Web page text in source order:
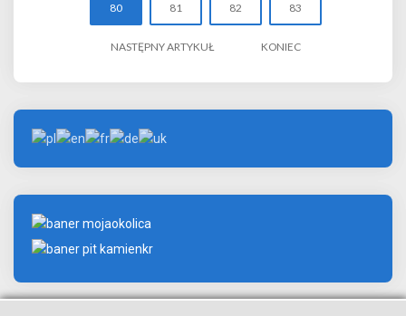
80 81 82 83
NASTĘPNY ARTYKUŁ KONIEC